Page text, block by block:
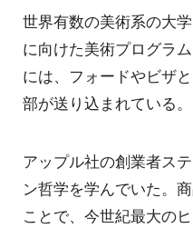
世界有数の美術系の大
に向けた美術プログラ
には、フォードやビザ
部が送り込まれている。
アップル社の創業者ス
ン哲学を学んでいた。
ことで、今世紀最大の